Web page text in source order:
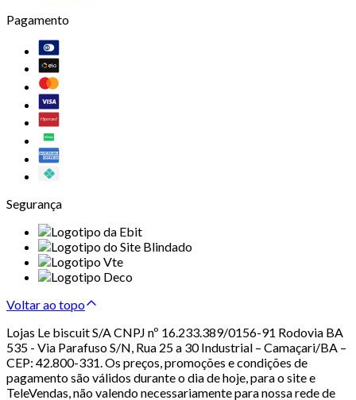
Pagamento
Segurança
Voltar ao topo
Lojas Le biscuit S/A CNPJ nº 16.233.389/0156-91 Rodovia BA
535 - Via Parafuso S/N, Rua 25 a 30 Industrial – Camaçari/BA –
CEP: 42.800-331. Os preços, promoções e condições de
pagamento são válidos durante o dia de hoje, para o site e
TeleVendas, não valendo necessariamente para nossa rede de